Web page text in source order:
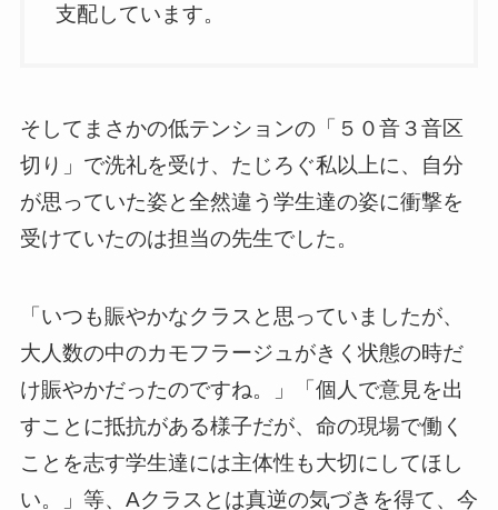
支配しています。
そしてまさかの低テンションの「５０音３音区
切り」で洗礼を受け、たじろぐ私以上に、自分
が思っていた姿と全然違う学生達の姿に衝撃を
受けていたのは担当の先生でした。
「いつも賑やかなクラスと思っていましたが、
大人数の中のカモフラージュがきく状態の時だ
け賑やかだったのですね。」「個人で意見を出
すことに抵抗がある様子だが、命の現場で働く
ことを志す学生達には主体性も大切にしてほし
い。」等、Aクラスとは真逆の気づきを得て、今